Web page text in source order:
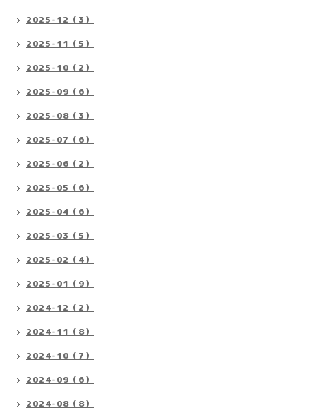
2025-12（3）
2025-11（5）
2025-10（2）
2025-09（6）
2025-08（3）
2025-07（6）
2025-06（2）
2025-05（6）
2025-04（6）
2025-03（5）
2025-02（4）
2025-01（9）
2024-12（2）
2024-11（8）
2024-10（7）
2024-09（6）
2024-08（8）